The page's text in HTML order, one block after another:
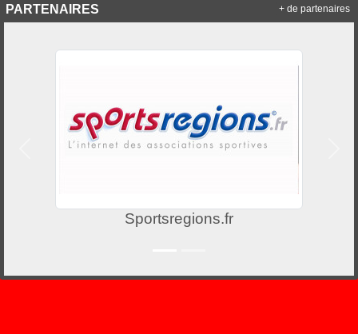
PARTENAIRES
Sportsregions.fr
+ de partenaires